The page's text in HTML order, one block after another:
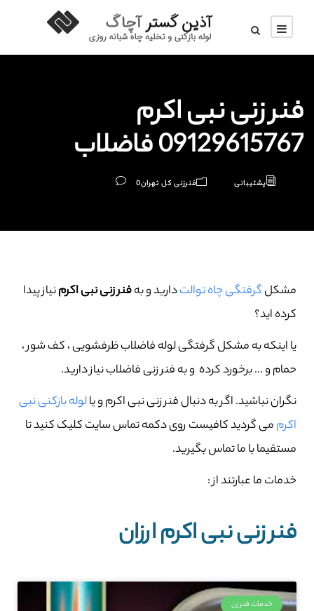
فنر زنی نبی اکرم
09129615767 فاضلاب
پشتیبانی فنرزنی کل تهران0
مشکلگرفتگی چاه توالتدارید و بهفنر زنی نبی اکرمنیاز پیدا
کرده اید؟
یا اینکه به مشکل گرفتگی لوله فاضلاب ظرفشویی ، کف شور ،
حمام و … برخورد کرده و به فنر زنی فاضلاب نیاز دارید.
نگران نباشید. اگر به دنبال فنر زنی نبی اکرم و یالوله بازکنی نبی
اکرممی گردید کافیست روی دکمه تماس سایت کلیک کنید تا
مستقیما با ما تماس بگیرید.
خدمات ما عبارتند از :
فنر زنی نبی اکرم ارزان
خدمات فنرزن